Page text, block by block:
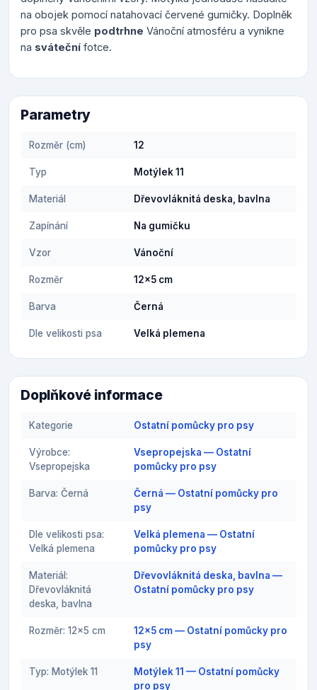
na obojek pomocí natahovací červené gumičky. Doplněk
pro psa skvěle podtrhne Vánoční atmosféru a vynikne
na sváteční fotce.
Parametry
Rozměr (cm) 12
Typ Motýlek 11
Materiál Dřevovláknitá deska, bavlna
Zapínání Na gumičku
Vzor Vánoční
Rozměr 12x5 cm
Barva Černá
Dle velikosti psa Velká plemena
Doplňkové informace
Kategorie Ostatní pomůcky pro psy
Výrobce:
Vsepropejska
Vsepropejska — Ostatní
pomůcky pro psy
Barva: Černá
Černá — Ostatní pomůcky pro
psy
Dle velikosti psa:
Velká plemena
Velká plemena — Ostatní
pomůcky pro psy
Materiál:
Dřevovláknitá
deska, bavlna
Dřevovláknitá deska, bavlna —
Ostatní pomůcky pro psy
Rozměr: 12x5 cm
12x5 cm — Ostatní pomůcky pro
psy
Typ: Motýlek 11
Motýlek 11 — Ostatní pomůcky
pro psy